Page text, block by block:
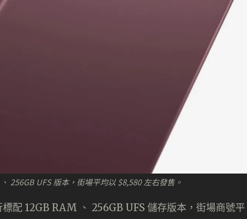
256GB UFS 版本，街場平均以 $8,580 左右發售。
配 12GB RAM 、 256GB UFS 儲存版本，街場商號平